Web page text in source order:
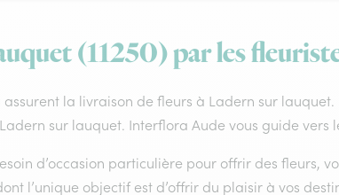
(11250) par les
assurent la livraison de fleurs à Ladern sur
sur lauquet. Interflora Aude vous guide vers
d’occasion particulière pour offrir des fleurs,
l’unique objectif est d’offrir du plaisir à vos